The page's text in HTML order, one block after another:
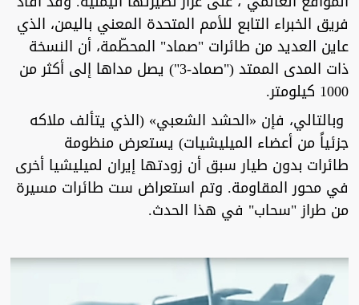
فريق الخبراء التابع للأمم المتحدة المعني باليمن، الذي
عاين العديد من طائرات "صماد" المحطّمة، أن النسخة
ذات المدى الممتد ("صماد-3") يصل مداها إلى أكثر من
1000 كيلومتر.
وبالتالي، فإن «الحشد الشعبي» (الذي يتألف ملاكه
جزئياً من أعضاء الميليشيات) يستعرض منظومة
طائرات بدون طيار سبق أن زودتها إيران لميليشيا أخرى
في محور المقاومة. وتم استعراض ست طائرات مسيرة
من طراز "سحاب" في هذا الحدث.